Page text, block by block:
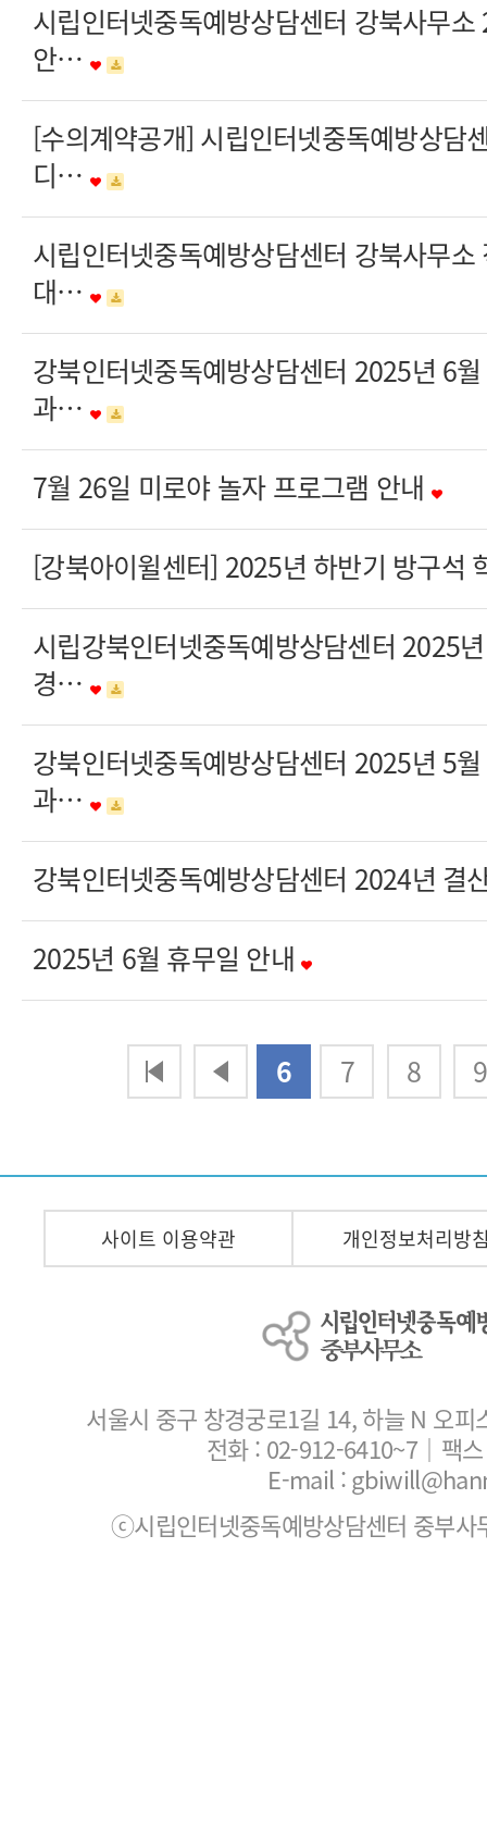
시립인터넷중독예방상담센터 강북사무
안…
[수의계약공개] 시립인터넷중독예방상담
디…
시립인터넷중독예방상담센터 강북사무소
대…
강북인터넷중독예방상담센터 2025년 6
과…
7월 26일 미로야 놀자 프로그램 안내
[강북아이윌센터] 2025년 하반기 방구
시립강북인터넷중독예방상담센터 2025
경…
강북인터넷중독예방상담센터 2025년 5
과…
강북인터넷중독예방상담센터 2024년 결
2025년 6월 휴무일 안내
6 7 8 9
맨끝
사이트 이용약관 개인정보처리방
서울시 중구 창경궁로1길 14, 하늘 N 오
전화 : 02-912-6410~7 ｜팩
E-mail :
ⓒ시립인터넷중독예방상담센터 중부